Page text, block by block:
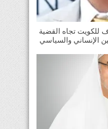
للكويت تجاه القضية
الإنساني والسياسي